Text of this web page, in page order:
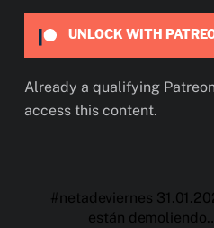
UNLOCK WITH
Already a qualifying
access this content.
#netadeviernes
están